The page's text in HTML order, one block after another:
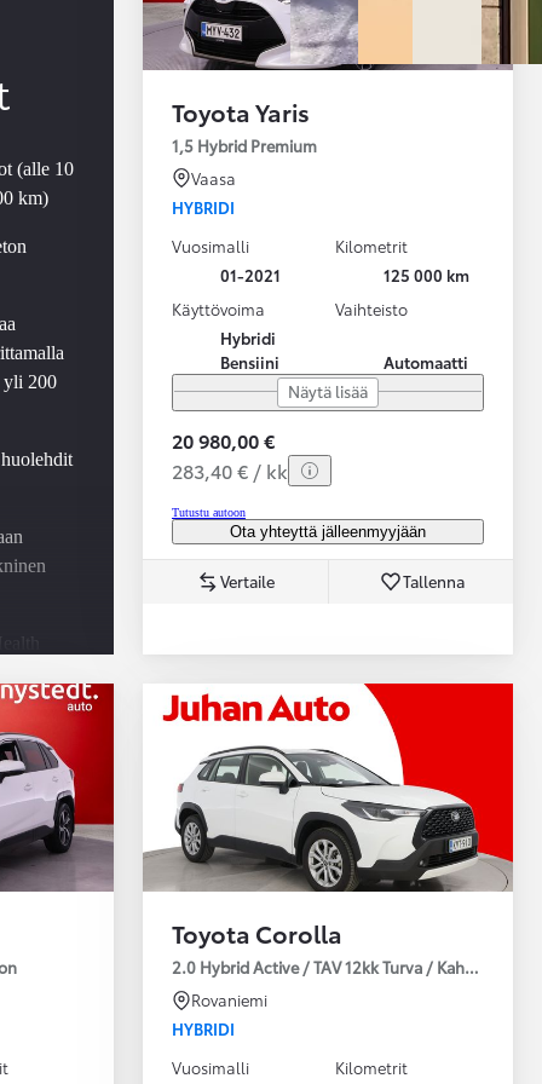
(alle 10
km)
yli 200
-
Toyota Yaris
1,5 Hybrid Premium
Vaasa
HYBRIDI
Vuosimalli
01-2021
Kilometrit
125 000 km
Käyttövoima
Hybridi
Bensiini
Vaihteisto
Automaatti
Näytä lisää
20 980,00 €
283,40 € / kk
Tutustu autoon
Ota yhteyttä jälleenmyyjään
Vertaile Tallenna
Toyota Corolla
2.0 Hybrid Active / TAV 12kk Turva / Kahdet
Rovaniemi
HYBRIDI
Vuosimalli
Kilometrit